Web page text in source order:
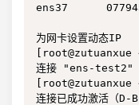
ens37
为网卡设置动态IP
连接 "ens-test2"
连接已成功激活（